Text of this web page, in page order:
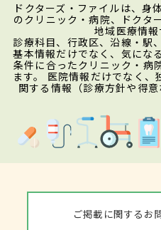
ドクターズ・ファイルは、身
のクリニック・病院、ドクタ
地域医療情報
診療科目、行政区、沿線・駅
基本情報だけでなく、気にな
条件に合ったクリニック・病
ます。 医院情報だけでなく、
関する情報（診療方針や得
ご掲載に関するお